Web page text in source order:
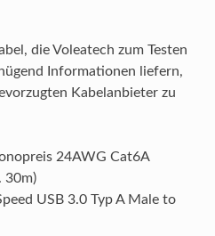
die Voleatech zum Testen
Informationen liefern,
Kabelanbieter zu
24AWG Cat6A
30m)
USB 3.0 Typ A Male to